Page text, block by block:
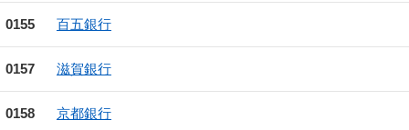
0155 百五銀行
0157 滋賀銀行
0158 京都銀行